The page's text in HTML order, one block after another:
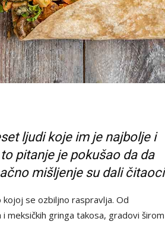
ljudi koje im je najbolje i
pitanje je pokušao da da
mišljenje su dali čitaoci
se ozbiljno raspravlja. Od
meksičkih gringa takosa, gradovi širom